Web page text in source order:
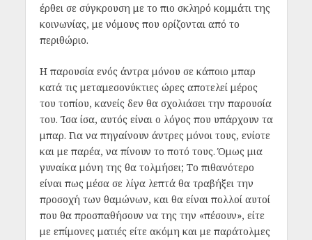
έρθει σε σύγκρουση με το πιο σκληρό κομμάτι της
κοινωνίας, με νόμους που ορίζονται από το
περιθώριο.
Η παρουσία ενός άντρα μόνου σε κάποιο μπαρ
κατά τις μεταμεσονύκτιες ώρες αποτελεί μέρος
του τοπίου, κανείς δεν θα σχολιάσει την παρουσία
του. Ίσα ίσα, αυτός είναι ο λόγος που υπάρχουν τα
μπαρ. Για να πηγαίνουν άντρες μόνοι τους, ενίοτε
και με παρέα, να πίνουν το ποτό τους. Όμως μια
γυναίκα μόνη της θα τολμήσει; Το πιθανότερο
είναι πως μέσα σε λίγα λεπτά θα τραβήξει την
προσοχή των θαμώνων, και θα είναι πολλοί αυτοί
που θα προσπαθήσουν να της την «πέσουν», είτε
με επίμονες ματιές είτε ακόμη και με παράτολμες